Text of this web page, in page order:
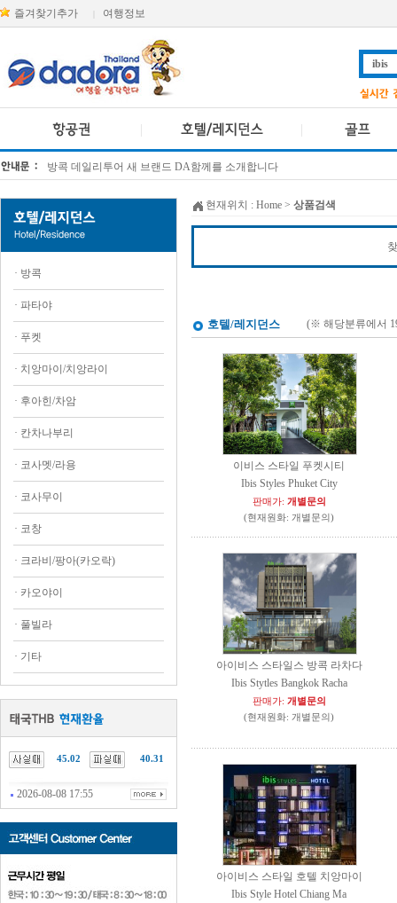
즐겨찾기추가 여행정보
방콕 데일리투어 새 브랜드 DA함께를 소개합니다
· 방콕
· 파타야
· 푸켓
· 치앙마이/치앙라이
· 후아힌/차암
· 칸차나부리
· 코사멧/라용
· 코사무이
· 코창
· 크라비/팡아(카오락)
· 카오야이
· 풀빌라
· 기타
45.02 40.31
2026-08-08 17:55
현재위치 : Home > 상품검색
호텔/레지던스 (※ 해당분류에서
이비스 스타일 푸켓시티
Ibis Styles Phuket City
판매가: 개별문의
(현재원화: 개별문의)
아이비스 스타일스 방콕 라차다
Ibis Stytles Bangkok Racha
판매가: 개별문의
(현재원화: 개별문의)
아이비스 스타일 호텔 치앙마이
Ibis Style Hotel Chiang Ma